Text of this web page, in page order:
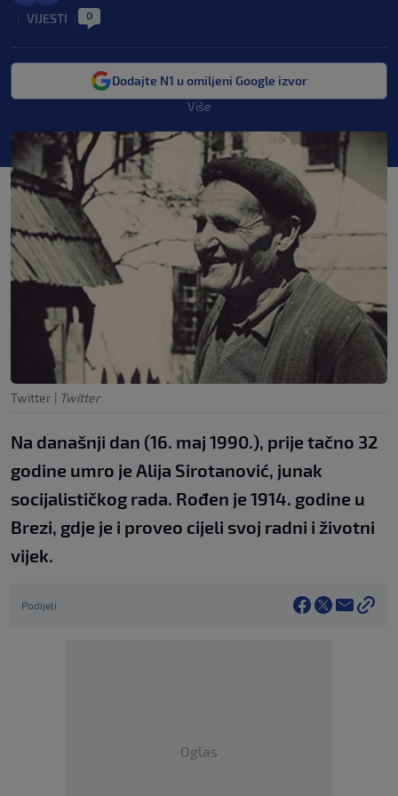
VIJESTI 0
Dodajte N1 u omiljeni Google izvor
Više
Twitter | Twitter
Na današnji dan (16. maj 1990.), prije tačno 32
godine umro je Alija Sirotanović, junak
socijalističkog rada. Rođen je 1914. godine u
Brezi, gdje je i proveo cijeli svoj radni i životni
vijek.
Podijeli
Oglas